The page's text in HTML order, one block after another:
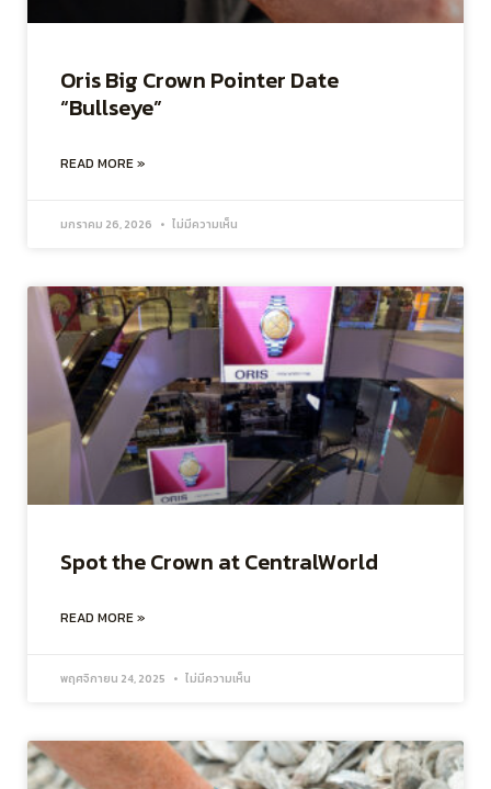
Oris Big Crown Pointer Date
“Bullseye”
READ MORE »
มกราคม 26, 2026 ไม่มีความเห็น
Spot the Crown at CentralWorld
READ MORE »
พฤศจิกายน 24, 2025 ไม่มีความเห็น